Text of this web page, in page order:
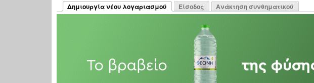
Πρωτεύουσες καρτέλες
Δημιουργία νέου λογαριασμού
(ενεργή καρτέλα)
Είσοδος Ανάκτηση συνθηματικού